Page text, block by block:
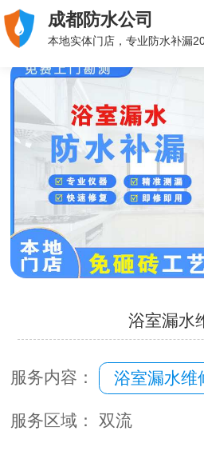
成都防水公司
本地实体门店，专业防水补漏
浴室漏水
服务内容： 浴室漏水维
服务区域： 双流